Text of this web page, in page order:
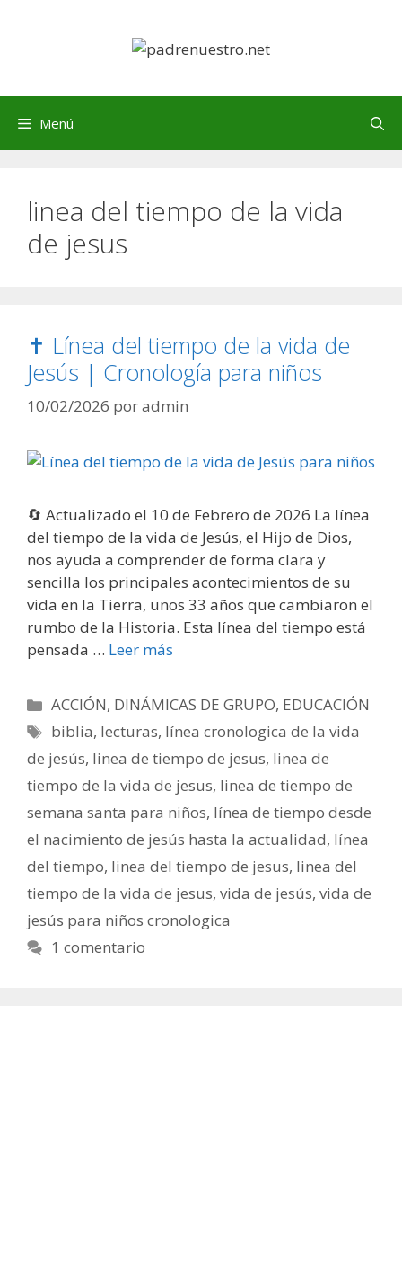
Menú
linea del tiempo de la vida
de jesus
✝️ Línea del tiempo de la vida de
Jesús | Cronología para niños
10/02/2026 poradmin
🔄 Actualizado el 10 de Febrero de 2026 La línea
del tiempo de la vida de Jesús, el Hijo de Dios,
nos ayuda a comprender de forma clara y
sencilla los principales acontecimientos de su
vida en la Tierra, unos 33 años que cambiaron el
rumbo de la Historia. Esta línea del tiempo está
pensada … Leer más
Categorías
ACCIÓN, DINÁMICAS DE GRUPO, EDUCACIÓN
Etiquetas
biblia, lecturas, línea cronologica de la vida
de jesús, linea de tiempo de jesus, linea de
tiempo de la vida de jesus, linea de tiempo de
semana santa para niños, línea de tiempo desde
el nacimiento de jesús hasta la actualidad, línea
del tiempo, linea del tiempo de jesus, linea del
tiempo de la vida de jesus, vida de jesús, vida de
jesús para niños cronologica
1 comentario